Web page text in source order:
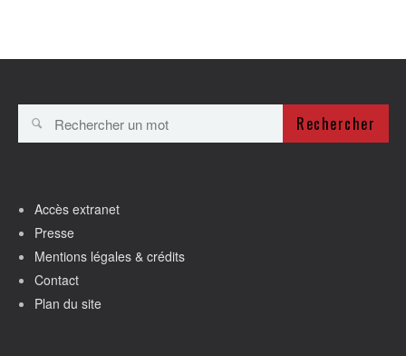
Rechercher
Accès extranet
Presse
Mentions légales & crédits
Contact
Plan du site